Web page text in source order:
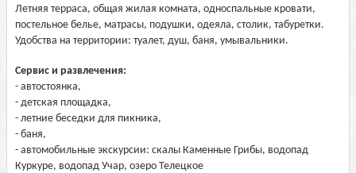
Летняя терраса, общая жилая комната, односпальные кровати,
постельное белье, матрасы, подушки, одеяла, столик, табуретки.
Удобства на территории: туалет, душ, баня, умывальники.
Сервис и развлечения:
- автостоянка,
- детская площадка,
- летние беседки для пикника,
- баня,
- автомобильные экскурсии: скалы Каменные Грибы, водопад
Куркуре, водопад Учар, озеро Телецкое